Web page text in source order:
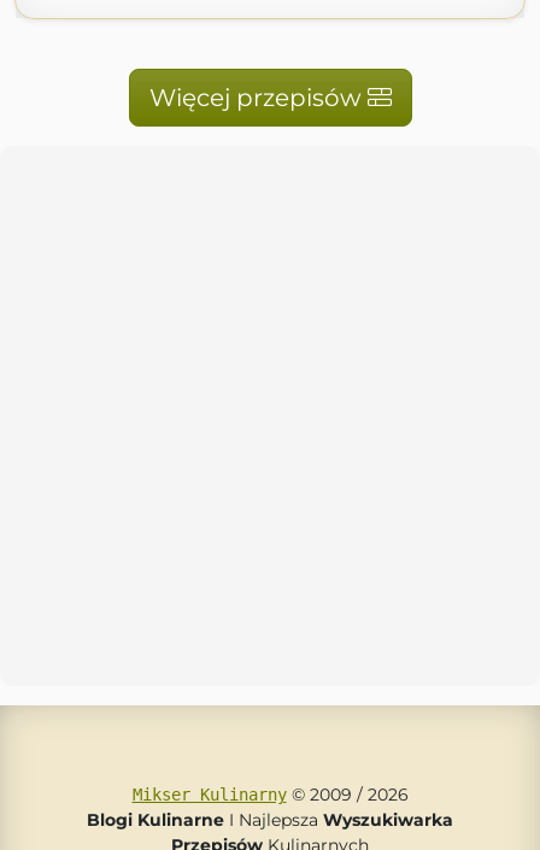
Więcej przepisów
Mikser Kulinarny© 2009 / 2026
Blogi Kulinarne I Najlepsza Wyszukiwarka
Przepisów Kulinarnych